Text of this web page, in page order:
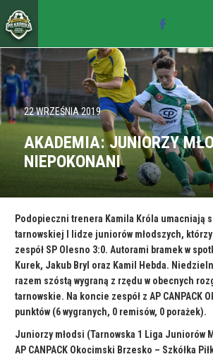
22 WRZEŚNIA 2019
AKADEMIA: JUNIORZY
NIEPOKONANI
Podopieczni trenera Kamila Króla umacniają
tarnowskiej I lidze juniorów młodszych,
zespół SP Olesno 3:0. Autorami bramek w
Kurek, Jakub Bryl oraz Kamil Hebda.
razem szóstą wygraną z rzędu w obecnych
tarnowskie. Na koncie zespół z AP CANPACK
punktów (6 wygranych, 0 remisów, 0 porażek).
Juniorzy młodsi (Tarnowska 1 Liga Juniorów
AP CANPACK Okocimski Brzesko – Szkółka